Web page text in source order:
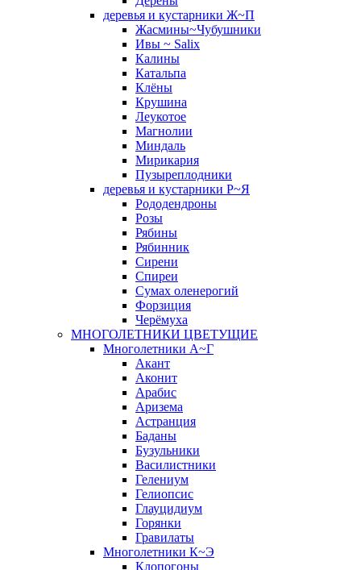
деревья и кустарники Ж~П
Жасмины~Чубушники
Ивы ~ Salix
Калины
Катальпа
Клёны
Крушина
Леукотое
Магнолии
Миндаль
Мирикария
Пузыреплодники
деревья и кустарники Р~Я
Рододендроны
Розы
Рябины
Рябинник
Сирени
Спиреи
Сумах оленерогий
Форзиция
Черёмуха
МНОГОЛЕТНИКИ ЦВЕТУЩИЕ
Многолетники А~Г
Акант
Аконит
Арабис
Аризема
Астранция
Баданы
Бузульники
Василистники
Гелениум
Гелиопсис
Глауцидиум
Горянки
Гравилаты
Многолетники К~Э
Клопогоны